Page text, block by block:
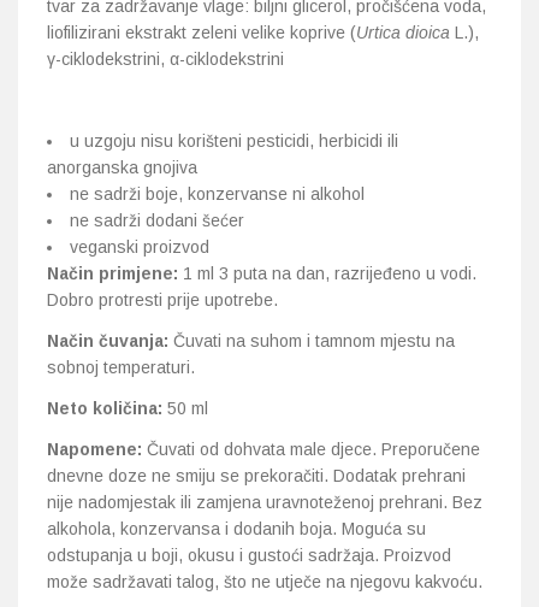
tvar za zadržavanje vlage: biljni glicerol, pročišćena voda,
liofilizirani ekstrakt zeleni velike koprive (Urtica dioica L.),
γ-ciklodekstrini, α-ciklodekstrini
u uzgoju nisu korišteni pesticidi, herbicidi ili
anorganska gnojiva
ne sadrži boje, konzervanse ni alkohol
ne sadrži dodani šećer
veganski proizvod
Način primjene: 1 ml 3 puta na dan, razrijeđeno u vodi.
Dobro protresti prije upotrebe.
Način čuvanja: Čuvati na suhom i tamnom mjestu na
sobnoj temperaturi.
Neto količina: 50 ml
Napomene: Čuvati od dohvata male djece. Preporučene
dnevne doze ne smiju se prekoračiti. Dodatak prehrani
nije nadomjestak ili zamjena uravnoteženoj prehrani. Bez
alkohola, konzervansa i dodanih boja. Moguća su
odstupanja u boji, okusu i gustoći sadržaja. Proizvod
može sadržavati talog, što ne utječe na njegovu kakvoću.